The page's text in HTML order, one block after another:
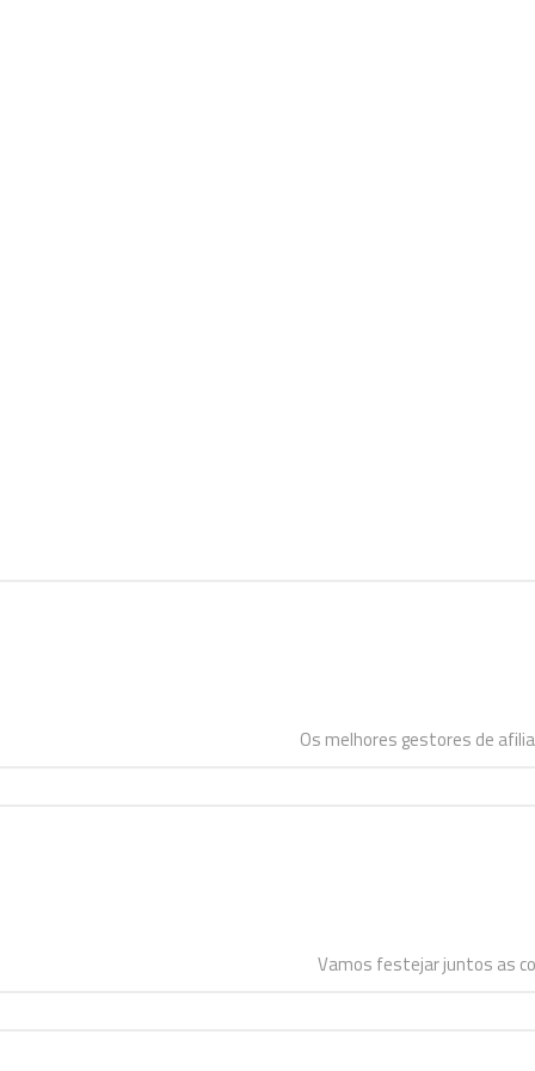
Os melhores gestores de
Vamos festejar juntos as